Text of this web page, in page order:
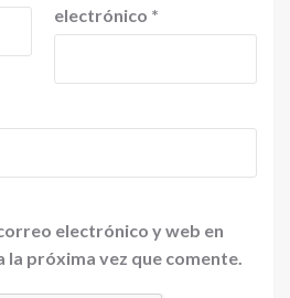
electrónico *
electrónico y web en
la próxima vez que comente.